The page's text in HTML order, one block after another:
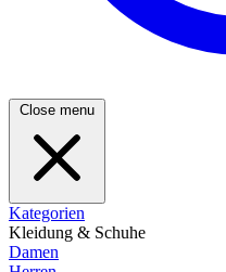
Close menu
Kategorien
Kleidung & Schuhe
Damen